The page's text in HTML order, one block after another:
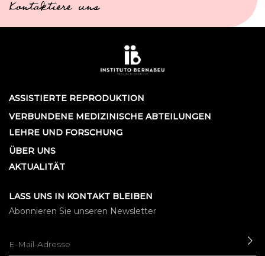
Kontaktiere uns
ASSISTIERTE REPRODUKTION
VERBUNDENE MEDIZINISCHE ABTEILUNGEN
LEHRE UND FORSCHUNG
ÜBER UNS
AKTUALITÄT
LASS UNS IN KONTAKT BLEIBEN
Abonnieren Sie unseren Newsletter